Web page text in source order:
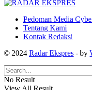
Pedoman Media
Tentang Kami
Kontak Redaksi
© 2024 Radar Ekspres - by
No Result
View All Result